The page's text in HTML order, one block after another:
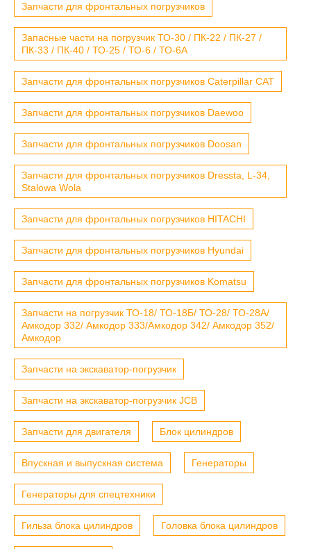
Запчасти для фронтальных погрузчиков
Запасные части на погрузчик ТО-30 / ПК-22 / ПК-27 /
ПК-33 / ПК-40 / ТО-25 / ТО-6 / ТО-6А
Запчасти для фронтальных погрузчиков Caterpillar CAT
Запчасти для фронтальных погрузчиков Daewoo
Запчасти для фронтальных погрузчиков Doosan
Запчасти для фронтальных погрузчиков Dressta, L-34,
Stalowa Wola
Запчасти для фронтальных погрузчиков HITACHI
Запчасти для фронтальных погрузчиков Hyundai
Запчасти для фронтальных погрузчиков Komatsu
Запчасти на погрузчик ТО-18/ ТО-18Б/ ТО-28/ ТО-28А/
Амкодор 332/ Амкодор 333/Амкодор 342/ Амкодор 352/
Амкодор
Запчасти на экскаватор-погрузчик
Запчасти на экскаватор-погрузчик JCB
Запчасти для двигателя Блок цилиндров
Впускная и выпускная система Генераторы
Генераторы для спецтехники
Гильза блока цилиндров Головка блока цилиндров